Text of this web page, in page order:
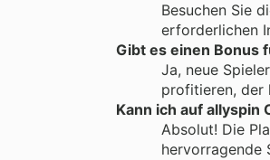
Besuchen Sie
erforderlichen
Gibt es einen Bonus
Ja, neue
profitieren, der
Kann ich auf allyspin
Absolut! Die
hervorragende